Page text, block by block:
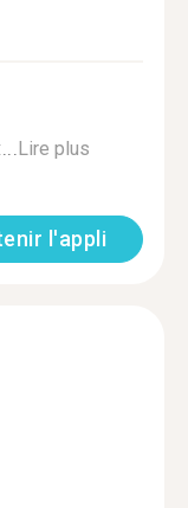
Lire plus
l'appli